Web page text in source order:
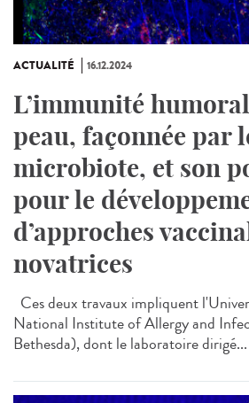
ACTUALITÉ 16.12.2024
L’immunité
peau, façonnée par
microbiote, et son
pour le
d’approches
novatrices
Ces deux travaux impliquent
National Institute of Allergy and
Bethesda), dont le laboratoire dirigé...